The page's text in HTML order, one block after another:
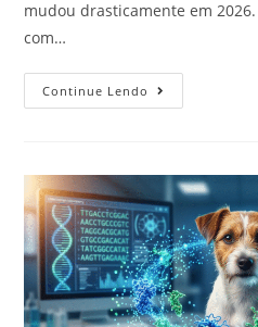
mudou drasticamente em
com…
Continue Lendo